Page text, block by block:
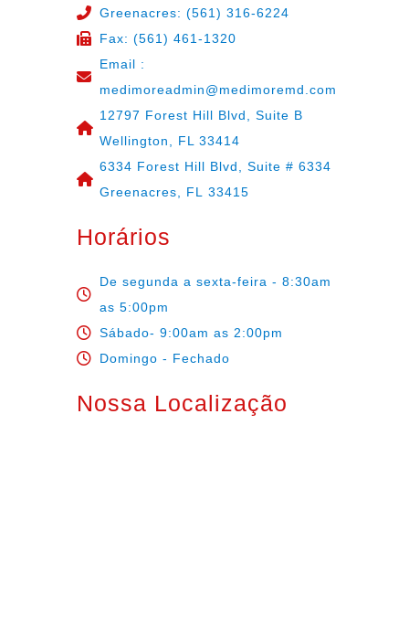
Greenacres: (561) 316-6224
Fax: (561) 461-1320
Email :
medimoreadmin@medimoremd.com
12797 Forest Hill Blvd, Suite B
Wellington, FL 33414
6334 Forest Hill Blvd, Suite # 6334
Greenacres, FL 33415
Horários
De segunda a sexta-feira - 8:30am
as 5:00pm
Sábado- 9:00am as 2:00pm
Domingo - Fechado
Nossa Localização